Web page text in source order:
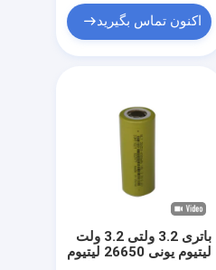
اکنون تماس بگیرید
باتری 3.2 ولتی 3.2 ولت
لیتیوم یونی 26650 لیتیوم